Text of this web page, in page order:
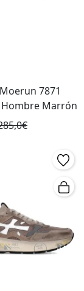
7871
Marrón